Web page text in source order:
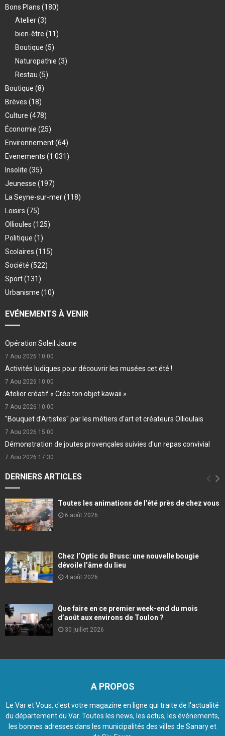
Bons Plans (180)
Atelier(3)
bien-être (11)
Boutique (5)
Naturopathie (3)
Restau (5)
Boutique (8)
Brèves (18)
Culture (478)
Économie (25)
Environnement(64)
Evenements (1 031)
Insolite (35)
Jeunesse (197)
La Seyne-sur-mer(118)
Loisirs (75)
Ollioules (125)
Politique (1)
Scolaires (115)
Société (522)
Sport(131)
Urbanisme (10)
EVÉNEMENTS À VENIR
Opération Soleil Jaune
7 Aou 2026 10:00
Activités ludiques pour découvrir les musées cet été !
7 Aou 2026 10:00
Atelier créatif « Crée ton objet kawaii »
7 Aou 2026 10:00
"Bouquet d'Artistes" par les métiers d'art et créateurs Ollioulais
7 Aou 2026 15:00
Démonstration de joutes provençales suivies d'un repas convivial
7 Aou 2026 17:30
DERNIERS ARTICLES
Toutes les animations de l’été près de chez vous
6 août 2026
Chez l’Optic du Brusc: une nouvelle bougie
dévoile l’âme du lieu
4 août 2026
Que faire en ce premier week-end du mois
d’août aux environs de Toulon ?
30 juillet 2026
A PROPOS
Le Var et Vous, c'est votre magazine en ligne qui traite de l'actualité
du département du Var. Toutes les news, les actus, les événements,
les bonnes adresses dans les municipalités des villes de Sanary et